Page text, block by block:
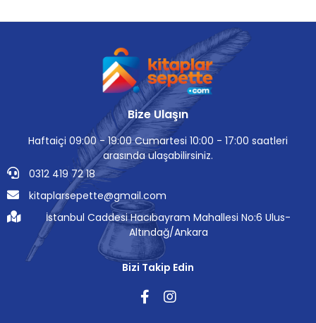
Bize Ulaşın
Haftaiçi 09:00 - 19:00 Cumartesi 10:00 - 17:00 saatleri
arasında ulaşabilirsiniz.
0312 419 72 18
kitaplarsepette@gmail.com
İstanbul Caddesi Hacıbayram Mahallesi No:6 Ulus-
Altındağ/Ankara
Bizi Takip Edin